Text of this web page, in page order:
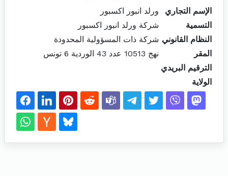
الإسم التجاري
ورلد انبور اكسبور
التسمية
شركة ورلد انبور اكسبور
النظام القانوني شركة ذات المسؤولية المحدودة
المقر
نهج 10513 عدد 43 الوردية 6 تونس
الترقيم البريدي
الولاية